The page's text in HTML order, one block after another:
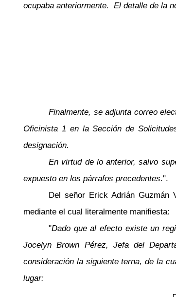
ocupaba anteriormente. El detalle de la
Finalmente, se adjunta correo
Oficinista 1 en la Sección de
designación.
En virtud de lo anterior, salvo
expuesto en los párrafos precedentes.".
Del señor Erick Adrián Guzmán
mediante el cual literalmente manifiesta:
"Dado que al efecto existe un
Jocelyn Brown Pérez, Jefa del
consideración la siguiente terna, de la
lugar: